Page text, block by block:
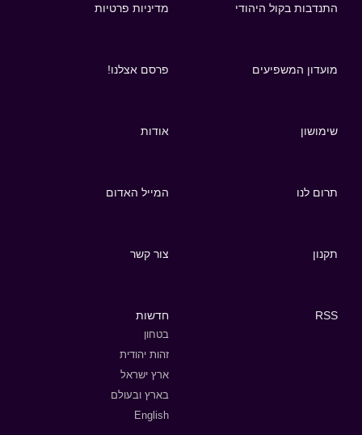
התנדבות בקול היהודי מדיניות פרטיות
מועדון המשפיעים פרסם אצלנו!
שימושון אודות
תרום לנו המייל האדום
תקנון צור קשר
RSS חדשות
בטחון
זהות יהודית
ארץ ישראל
בארץ ובעולם
English